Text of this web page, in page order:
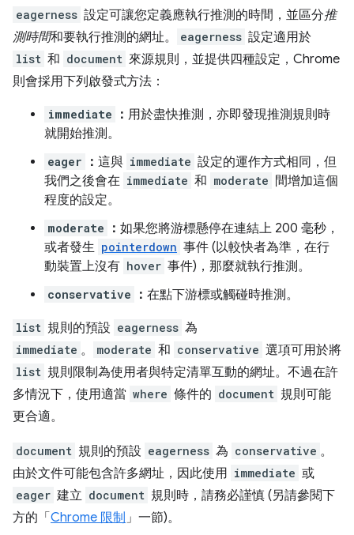
eagerness 設定可讓您定義應執行推測的時間，並區分推
測時間和要執行推測的網址。 eagerness 設定適用於
list 和 document 來源規則，並提供四種設定，Chrome
則會採用下列啟發式方法：
immediate ： 用於盡快推測，亦即發現推測規則時
就開始推測。
eager ： 這與 immediate 設定的運作方式相同，但
我們之後會在 immediate 和 moderate 間增加這個
程度的設定。
moderate ： 如果您將游標懸停在連結上 200 毫秒，
或者發生 pointerdown 事件 (以較快者為準，在行
動裝置上沒有 hover 事件)，那麼就執行推測。
conservative ： 在點下游標或觸碰時推測。
list 規則的預設 eagerness 為
immediate 。 moderate 和 conservative 選項可用於將
list 規則限制為使用者與特定清單互動的網址。不過在許
多情況下，使用適當 where 條件的 document 規則可能
更合適。
document 規則的預設 eagerness 為 conservative 。
由於文件可能包含許多網址，因此使用 immediate 或
eager 建立 document 規則時，請務必謹慎 (另請參閱下
方的「 Chrome 限制 」一節)。